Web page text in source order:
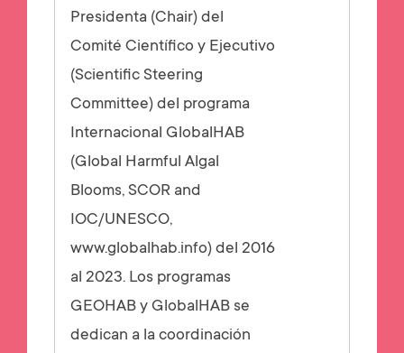
Presidenta (Chair) del
Comité Científico y Ejecutivo
(Scientific Steering
Committee) del programa
Internacional GlobalHAB
(Global Harmful Algal
Blooms, SCOR and
IOC/UNESCO,
www.globalhab.info) del 2016
al 2023. Los programas
GEOHAB y GlobalHAB se
dedican a la coordinación